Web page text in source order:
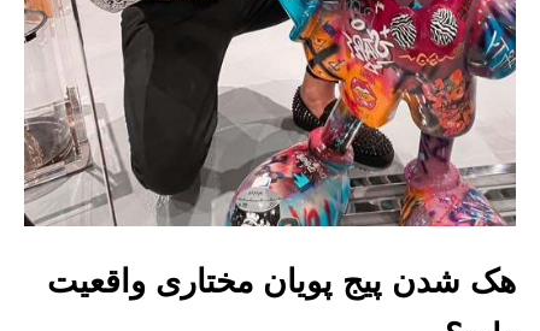
هک شدن پیج پویان مختاری واقعیت